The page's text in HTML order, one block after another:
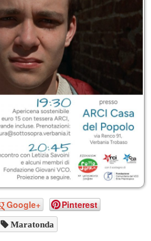
Google+ Pinterest
Maratonda